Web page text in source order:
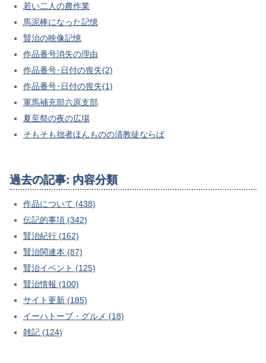
若い二人の農作業
馬泥棒になった記憶
賢治の映像記憶
作品番号消失の理由
作品番号･日付の喪失(2)
作品番号･日付の喪失(1)
軍馬補充部六原支部
夏至祭の夜の広場
そもそも拙者ほんものの清教徒ならば
過去の記事: 内容分類
作品について (438)
伝記的事項 (342)
賢治紀行 (162)
賢治関連本 (87)
賢治イベント (125)
賢治情報 (100)
サイト更新 (185)
イーハトーブ・グルメ (18)
雑記 (124)